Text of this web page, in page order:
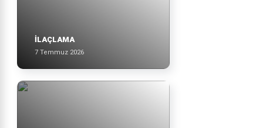
İLAÇLAMA
7 Temmuz 2026